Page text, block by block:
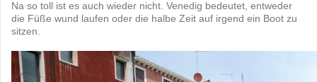
Na so toll ist es auch wieder nicht. Venedig bedeutet, entweder
die Füße wund laufen oder die halbe Zeit auf irgend ein Boot zu
sitzen.